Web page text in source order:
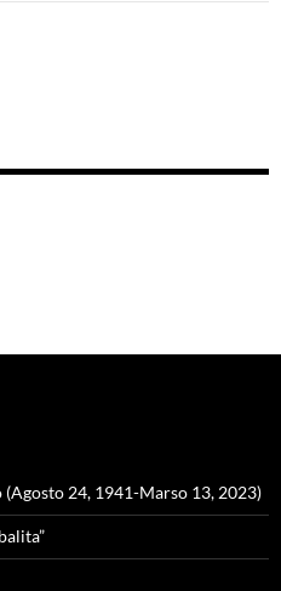
(Agosto 24, 1941-Marso 13, 2023)